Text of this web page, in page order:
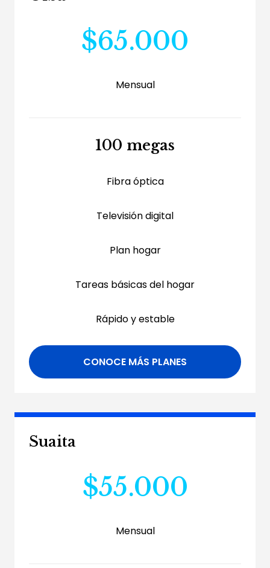
$65.000
Mensual
100 megas
Fibra óptica
Televisión digital
Plan hogar
Tareas básicas del hogar
Rápido y estable
CONOCE MÁS PLANES
Suaita
$55.000
Mensual